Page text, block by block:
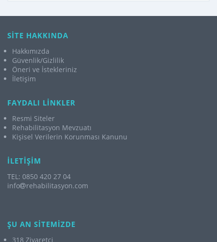
SİTE HAKKINDA
Hakkımızda
Güvenlik/Gizlilik
Öneri ve İstekleriniz
İletişim
FAYDALI LİNKLER
Resmi Siteler
Rehabilitasyon Mevzuatı
Kişisel Verilerin Korunması Kanunu
İLETİŞİM
TEL: 0850 420 27 04
info
rehabilitasyon.com
ŞU AN SİTEMİZDE
318 Ziyaretçi